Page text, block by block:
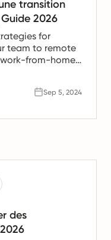
transition
2026
for
team to remote
from-home
Sep 5, 2024
des